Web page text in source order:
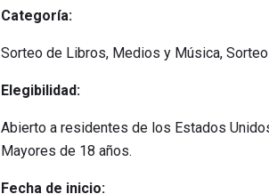
Categoría:
Sorteo de Libros, Medios y Música,
Elegibilidad:
Abierto a residentes de los Estados
Mayores de 18 años.
Fecha de inicio: